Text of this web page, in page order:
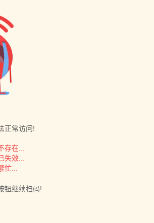
正常访问!
存在...
失效...
忙...
钮继续扫码!